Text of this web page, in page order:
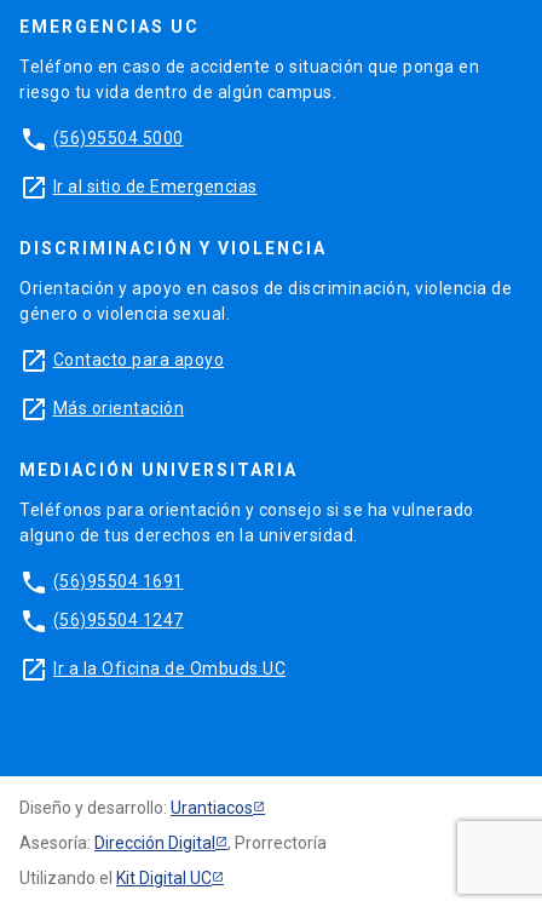
EMERGENCIAS UC
Teléfono en caso de accidente o situación que ponga en
riesgo tu vida dentro de algún campus.
phone (56)95504 5000
launch Ir al sitio de Emergencias
DISCRIMINACIÓN Y VIOLENCIA
Orientación y apoyo en casos de discriminación, violencia de
género o violencia sexual.
launch Contacto para apoyo
launch Más orientación
MEDIACIÓN UNIVERSITARIA
Teléfonos para orientación y consejo si se ha vulnerado
alguno de tus derechos en la universidad.
phone (56)95504 1691
phone (56)95504 1247
launch Ir a la Oficina de Ombuds UC
Diseño y desarrollo: Urantiacos
Asesoría: Dirección Digital
, Prorrectoría
Utilizando el Kit Digital UC